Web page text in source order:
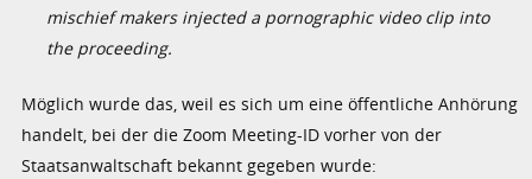
mischief makers injected a pornographic video clip into
the proceeding.
Möglich wurde das, weil es sich um eine öffentliche Anhörung
handelt, bei der die Zoom Meeting-ID vorher von der
Staatsanwaltschaft bekannt gegeben wurde: